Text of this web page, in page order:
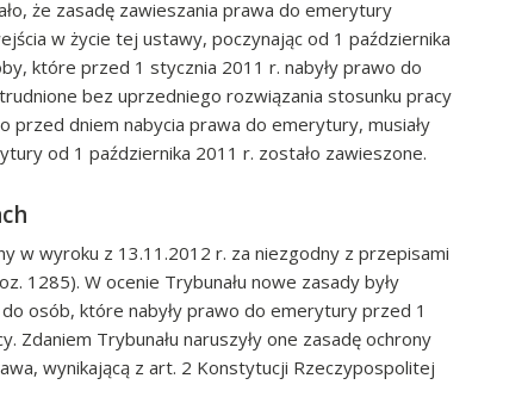
że zasadę zawieszania prawa do emerytury
w życie tej ustawy, poczynając od 1 października
które przed 1 stycznia 2011 r. nabyły prawo do
bez uprzedniego rozwiązania stosunku pracy
przed dniem nabycia prawa do emerytury, musiały
od 1 października 2011 r. zostało zawieszone.
w wyroku z 13.11.2012 r. za niezgodny z przepisami
1285). W ocenie Trybunału nowe zasady były
osób, które nabyły prawo do emerytury przed 1
Zdaniem Trybunału naruszyły one zasadę ochrony
wynikającą z art. 2 Konstytucji Rzeczypospolitej